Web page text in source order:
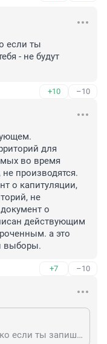
если ты
- не будут
+10 –10
для
во время
производятся.
о капитуляции,
не
о
действующим
а это
выборы.
+7 –10
Конечно , так и будет. Но только если ты запишешься в армию сша. Без тебя - не будут защищать.